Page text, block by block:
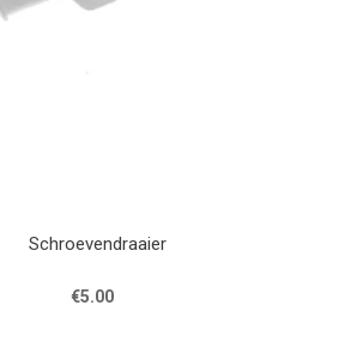
Schroevendraaier
€5.00